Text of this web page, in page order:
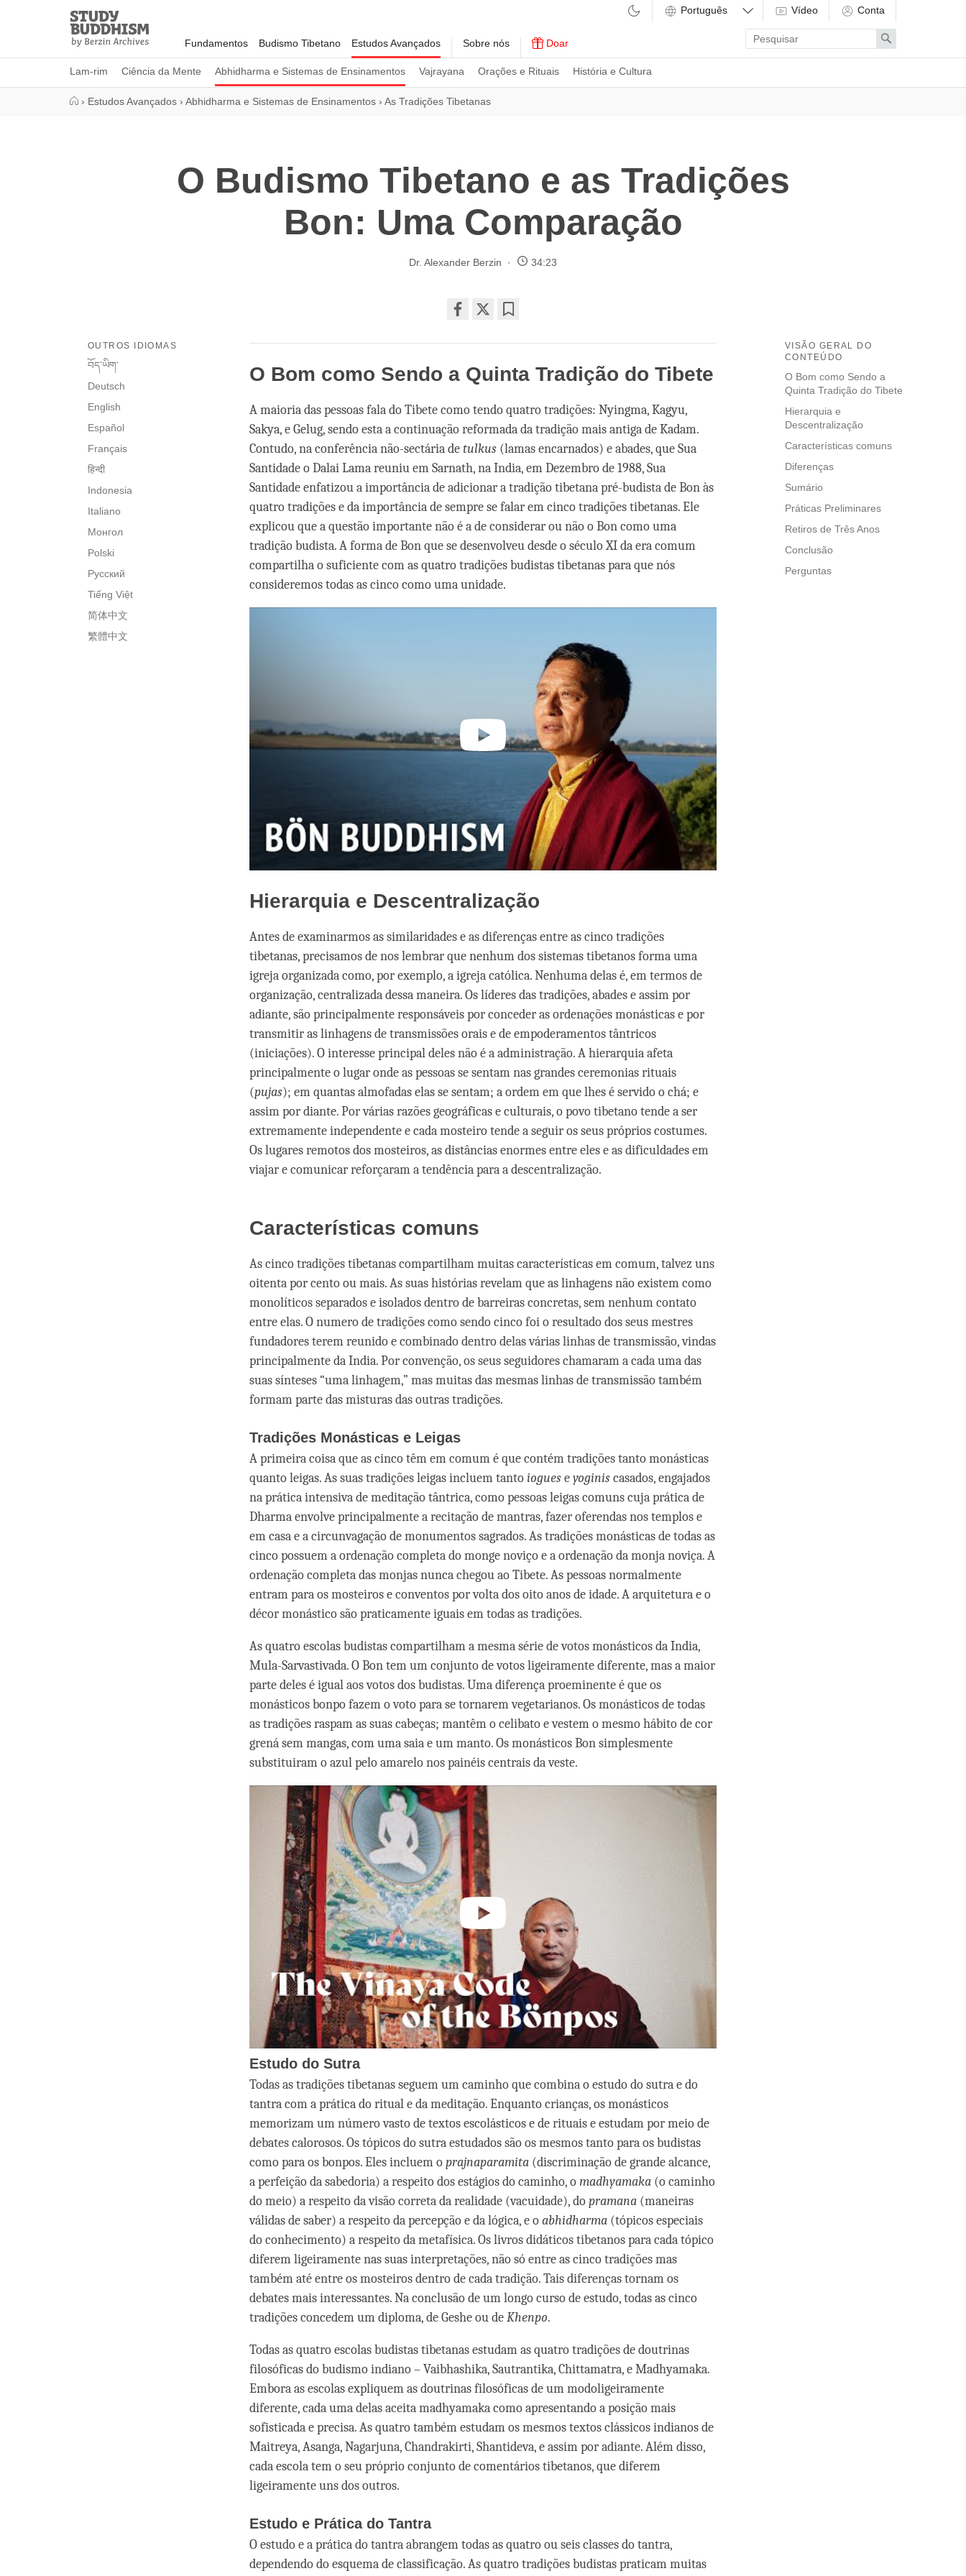
Study
Buddhism
Home
Fundamentos Budismo Tibetano Estudos Avançados
Lam-rim Ciência da Mente Abhidharma e Sistemas de Ensinamentos Vajrayana Orações e Rituais História e Cultura
Sobre nós Doar
Vídeo Conta
Enter
search
term
Search
› Estudos Avançados › Abhidharma e Sistemas de Ensinamentos › As Tradições Tibetanas
O Budismo Tibetano e as Tradições
Bon: Uma Comparação
Dr. Alexander Berzin 34:23
on
facebook
VISÃO GERAL DO
CONTEÚDO
O Bom como Sendo a
Quinta Tradição do Tibete
Hierarquia e
Descentralização
Características comuns
Diferenças
Sumário
Práticas Preliminares
Retiros de Três Anos
Conclusão
Perguntas
OUTROS IDIOMAS
བོད་ཡིག་
Deutsch
English
Español
Français
हिन्दी
Indonesia
Italiano
Монгол
Polski
Русский
Tiếng Việt
简体中文
繁體中文
O Bom como Sendo a Quinta Tradição do Tibete
A maioria das pessoas fala do Tibete como tendo quatro tradições: Nyingma, Kagyu,
Sakya, e Gelug, sendo esta a continuação reformada da tradição mais antiga de Kadam.
Contudo, na conferência não-sectária detulkus (lamas encarnados) e abades, que Sua
Santidade o Dalai Lama reuniu em Sarnath, na India, em Dezembro de 1988, Sua
Santidade enfatizou a importância de adicionar a tradição tibetana pré-budista de Bon às
quatro tradições e da importância de sempre se falar em cinco tradições tibetanas. Ele
explicou que a questão importante não é a de considerar ou não o Bon como uma
tradição budista. A forma de Bon que se desenvolveu desde o século XI da era comum
compartilha o suficiente com as quatro tradições budistas tibetanas para que nós
consideremos todas as cinco como uma unidade.
Hierarquia e Descentralização
Antes de examinarmos as similaridades e as diferenças entre as cinco tradições
tibetanas, precisamos de nos lembrar que nenhum dos sistemas tibetanos forma uma
igreja organizada como, por exemplo, a igreja católica. Nenhuma delas é, em termos de
organização, centralizada dessa maneira. Os líderes das tradições, abades e assim por
adiante, são principalmente responsáveis por conceder as ordenações monásticas e por
transmitir as linhagens de transmissões orais e de empoderamentos tântricos
(iniciações). O interesse principal deles não é a administração. A hierarquia afeta
principalmente o lugar onde as pessoas se sentam nas grandes ceremonias rituais
(pujas); em quantas almofadas elas se sentam; a ordem em que lhes é servido o chá; e
assim por diante. Por várias razões geográficas e culturais, o povo tibetano tende a ser
extremamente independente e cada mosteiro tende a seguir os seus próprios costumes.
Os lugares remotos dos mosteiros, as distâncias enormes entre eles e as dificuldades em
viajar e comunicar reforçaram a tendência para a descentralização.
Características comuns
As cinco tradições tibetanas compartilham muitas características em comum, talvez uns
oitenta por cento ou mais. As suas histórias revelam que as linhagens não existem como
monolíticos separados e isolados dentro de barreiras concretas, sem nenhum contato
entre elas. O numero de tradições como sendo cinco foi o resultado dos seus mestres
fundadores terem reunido e combinado dentro delas várias linhas de transmissão, vindas
principalmente da India. Por convenção, os seus seguidores chamaram a cada uma das
suas sínteses “uma linhagem,” mas muitas das mesmas linhas de transmissão também
formam parte das misturas das outras tradições.
Tradições Monásticas e Leigas
A primeira coisa que as cinco têm em comum é que contém tradições tanto monásticas
quanto leigas. As suas tradições leigas incluem tantoiogueseyoginiscasados, engajados
na prática intensiva de meditação tântrica, como pessoas leigas comuns cuja prática de
Dharma envolve principalmente a recitação de mantras, fazer oferendas nos templos e
em casa e a circunvagação de monumentos sagrados. As tradições monásticas de todas as
cinco possuem a ordenação completa do monge noviço e a ordenação da monja noviça. A
ordenação completa das monjas nunca chegou ao Tibete. As pessoas normalmente
entram para os mosteiros e conventos por volta dos oito anos de idade. A arquitetura e o
décor monástico são praticamente iguais em todas as tradições.
As quatro escolas budistas compartilham a mesma série de votos monásticos da India,
Mula-Sarvastivada. O Bon tem um conjunto de votos ligeiramente diferente, mas a maior
parte deles é igual aos votos dos budistas. Uma diferença proeminente é que os
monásticos bonpo fazem o voto para se tornarem vegetarianos. Os monásticos de todas
as tradições raspam as suas cabeças; mantêm o celibato e vestem o mesmo hábito de cor
grená sem mangas, com uma saia e um manto. Os monásticos Bon simplesmente
substituiram o azul pelo amarelo nos painéis centrais da veste.
Estudo do Sutra
Todas as tradições tibetanas seguem um caminho que combina o estudo do sutra e do
tantra com a prática do ritual e da meditação. Enquanto crianças, os monásticos
memorizam um número vasto de textos escolásticos e de rituais e estudam por meio de
debates calorosos. Os tópicos do sutra estudados são os mesmos tanto para os budistas
como para os bonpos. Eles incluem oprajnaparamita (discriminação de grande alcance,
a perfeição da sabedoria) a respeito dos estágios do caminho, omadhyamaka (o caminho
do meio) a respeito da visão correta da realidade (vacuidade), dopramana (maneiras
válidas de saber) a respeito da percepção e da lógica, e oabhidharma (tópicos especiais
do conhecimento) a respeito da metafísica. Os livros didáticos tibetanos para cada tópico
diferem ligeiramente nas suas interpretações, não só entre as cinco tradições mas
também até entre os mosteiros dentro de cada tradição. Tais diferenças tornam os
debates mais interessantes. Na conclusão de um longo curso de estudo, todas as cinco
tradições concedem um diploma, de Geshe ou deKhenpo.
Todas as quatro escolas budistas tibetanas estudam as quatro tradições de doutrinas
filosóficas do budismo indiano – Vaibhashika, Sautrantika, Chittamatra, e Madhyamaka.
Embora as escolas expliquem as doutrinas filosóficas de um modoligeiramente
diferente, cada uma delas aceita madhyamaka como apresentando a posição mais
sofisticada e precisa. As quatro também estudam os mesmos textos clássicos indianos de
Maitreya, Asanga, Nagarjuna, Chandrakirti, Shantideva, e assim por adiante. Além disso,
cada escola tem o seu próprio conjunto de comentários tibetanos, que diferem
ligeiramente uns dos outros.
Estudo e Prática do Tantra
O estudo e a prática do tantra abrangem todas as quatro ou seis classes do tantra,
dependendo do esquema de classificação. As quatro tradições budistas praticam muitas